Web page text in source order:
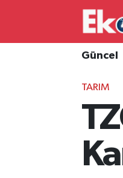
Güncel
TARIM
Güncel
Borsa Haberleri
Hava Durumu
Süper Lig Puan
Tüm Manşetler
Son Dakika